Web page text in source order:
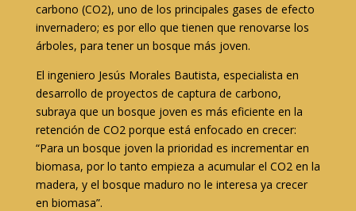
carbono (CO2), uno de los principales gases de efecto
invernadero; es por ello que tienen que renovarse los
árboles, para tener un bosque más joven.
El ingeniero Jesús Morales Bautista, especialista en
desarrollo de proyectos de captura de carbono,
subraya que un bosque joven es más eficiente en la
retención de CO2 porque está enfocado en crecer:
“Para un bosque joven la prioridad es incrementar en
biomasa, por lo tanto empieza a acumular el CO2 en la
madera, y el bosque maduro no le interesa ya crecer
en biomasa”.